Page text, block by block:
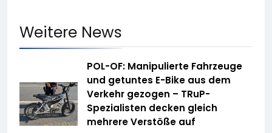
Weitere News
POL-OF: Manipulierte Fahrzeuge
und getuntes E-Bike aus dem
Verkehr gezogen – TRuP-
Spezialisten decken gleich
mehrere Verstöße auf